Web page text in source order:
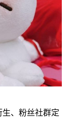
、粉丝社群定